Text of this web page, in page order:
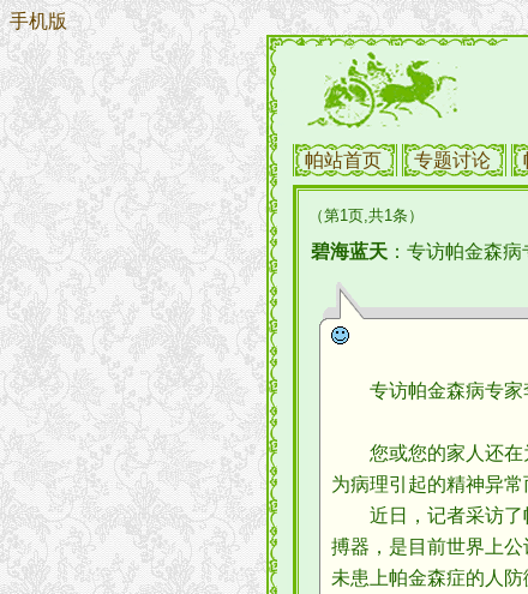
手机版
帕站首页 专题讨论
（第1页,共1条）
碧海蓝天 ：专访帕金森
专访帕金森病专家
您或您的家人还在为
为病理引起的精神异
近日，记者采访了帕
搏器，是目前世界上
未患上帕金森症的人